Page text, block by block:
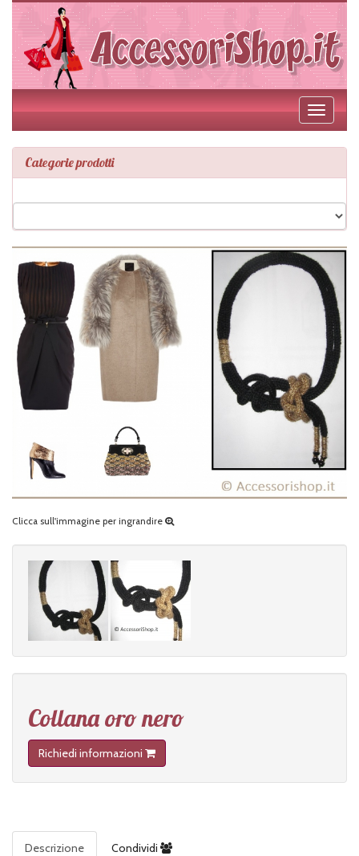
Toggle
Categorie prodotti
Clicca sull'immagine per ingrandire
Collana oro nero
Richiedi informazioni
Descrizione Condividi